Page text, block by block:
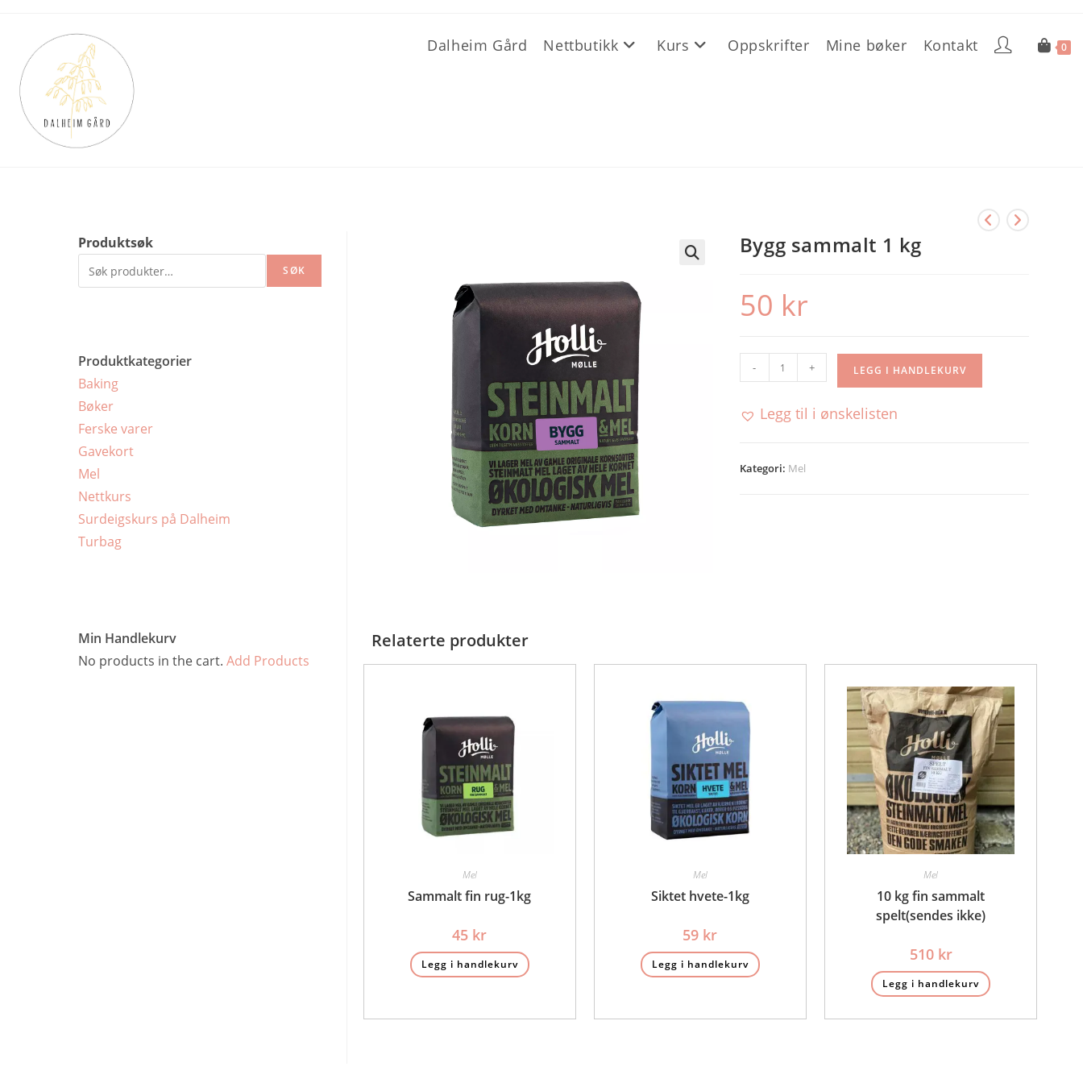
content
Dalheim Gård Nettbutikk Kurs Oppskrifter Mine bøker Kontakt 0
Bygg sammalt 1 kg
50 kr
sammalt
kg
- + LEGG I HANDLEKURV
Legg til i ønskelisten
Kategori: Mel
Relaterte produkter
Mel
Sammalt fin rug-1kg
45 kr
Legg i handlekurv
Mel
Siktet hvete-1kg
59 kr
Legg i handlekurv
Mel
10 kg fin sammalt
spelt(sendes ikke)
510 kr
Legg i handlekurv
Produktsøk
SØK
Produktkategorier
Baking
Bøker
Ferske varer
Gavekort
Mel
Nettkurs
Surdeigskurs på Dalheim
Turbag
Min Handlekurv
No products in the cart.Add Products